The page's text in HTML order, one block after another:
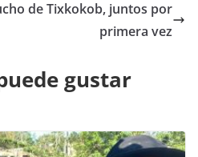
de Tixkokob, juntos por
primera vez
gustar